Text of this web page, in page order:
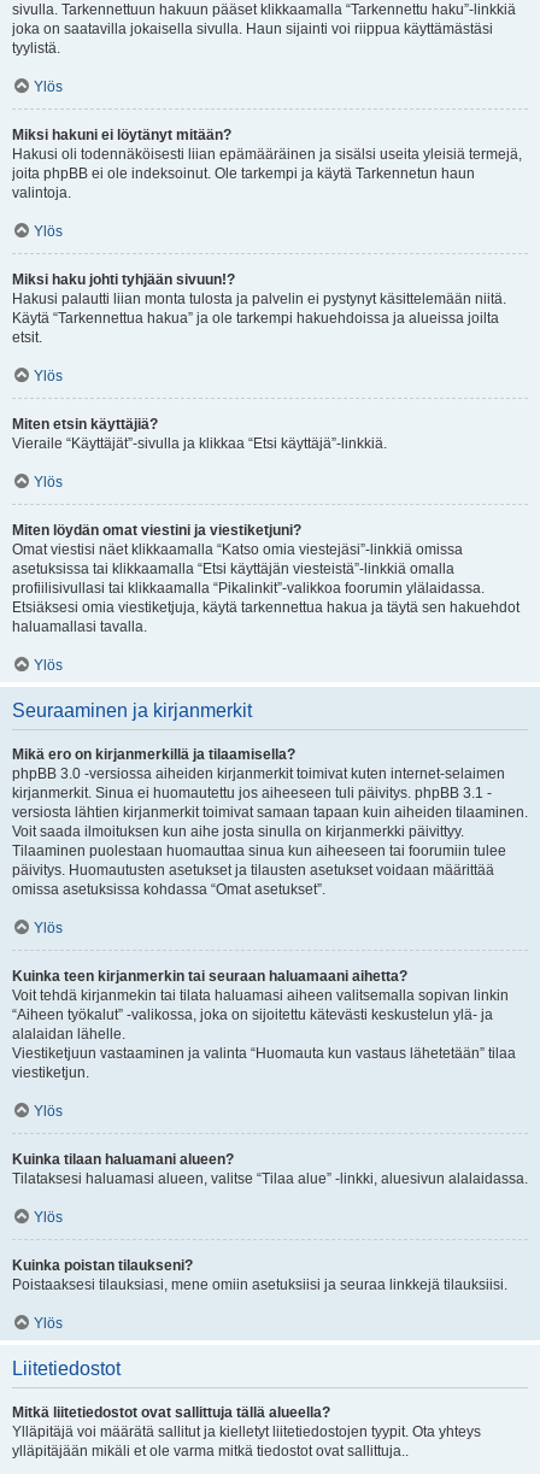
sivulla. Tarkennettuun hakuun pääset klikkaamalla “Tarkennettu haku”-linkkiä
joka on saatavilla jokaisella sivulla. Haun sijainti voi riippua käyttämästäsi
tyylistä.
Ylös
Miksi hakuni ei löytänyt mitään?
Hakusi oli todennäköisesti liian epämääräinen ja sisälsi useita yleisiä termejä,
joita phpBB ei ole indeksoinut. Ole tarkempi ja käytä Tarkennetun haun
valintoja.
Ylös
Miksi haku johti tyhjään sivuun!?
Hakusi palautti liian monta tulosta ja palvelin ei pystynyt käsittelemään niitä.
Käytä “Tarkennettua hakua” ja ole tarkempi hakuehdoissa ja alueissa joilta
etsit.
Ylös
Miten etsin käyttäjiä?
Vieraile “Käyttäjät”-sivulla ja klikkaa “Etsi käyttäjä”-linkkiä.
Ylös
Miten löydän omat viestini ja viestiketjuni?
Omat viestisi näet klikkaamalla “Katso omia viestejäsi”-linkkiä omissa
asetuksissa tai klikkaamalla “Etsi käyttäjän viesteistä”-linkkiä omalla
profiilisivullasi tai klikkaamalla “Pikalinkit”-valikkoa foorumin ylälaidassa.
Etsiäksesi omia viestiketjuja, käytä tarkennettua hakua ja täytä sen hakuehdot
haluamallasi tavalla.
Ylös
Seuraaminen ja kirjanmerkit
Mikä ero on kirjanmerkillä ja tilaamisella?
phpBB 3.0 -versiossa aiheiden kirjanmerkit toimivat kuten internet-selaimen
kirjanmerkit. Sinua ei huomautettu jos aiheeseen tuli päivitys. phpBB 3.1 -
versiosta lähtien kirjanmerkit toimivat samaan tapaan kuin aiheiden tilaaminen.
Voit saada ilmoituksen kun aihe josta sinulla on kirjanmerkki päivittyy.
Tilaaminen puolestaan huomauttaa sinua kun aiheeseen tai foorumiin tulee
päivitys. Huomautusten asetukset ja tilausten asetukset voidaan määrittää
omissa asetuksissa kohdassa “Omat asetukset”.
Ylös
Kuinka teen kirjanmerkin tai seuraan haluamaani aihetta?
Voit tehdä kirjanmekin tai tilata haluamasi aiheen valitsemalla sopivan linkin
“Aiheen työkalut” -valikossa, joka on sijoitettu kätevästi keskustelun ylä- ja
alalaidan lähelle.
Viestiketjuun vastaaminen ja valinta “Huomauta kun vastaus lähetetään” tilaa
viestiketjun.
Ylös
Kuinka tilaan haluamani alueen?
Tilataksesi haluamasi alueen, valitse “Tilaa alue” -linkki, aluesivun alalaidassa.
Ylös
Kuinka poistan tilaukseni?
Poistaaksesi tilauksiasi, mene omiin asetuksiisi ja seuraa linkkejä tilauksiisi.
Ylös
Liitetiedostot
Mitkä liitetiedostot ovat sallittuja tällä alueella?
Ylläpitäjä voi määrätä sallitut ja kielletyt liitetiedostojen tyypit. Ota yhteys
ylläpitäjään mikäli et ole varma mitkä tiedostot ovat sallittuja..